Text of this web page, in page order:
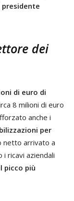
dei
di euro di
8 milioni di euro
anche i
per
netto arrivato a
i ricavi aziendali
picco più